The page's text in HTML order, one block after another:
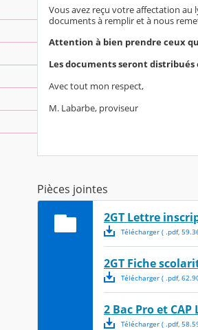
Vous avez reçu votre affectation au
documents à remplir et à nous
Attention à bien prendre ceux
Les documents seront
Avec tout mon respect,
M. Labarbe, proviseur
Pièces jointes
2GT Lettre
Télécharger( .pdf,
2GT Fiche
Télécharger( .pdf,
2 Bac Pro et
Télécharger( .pdf,